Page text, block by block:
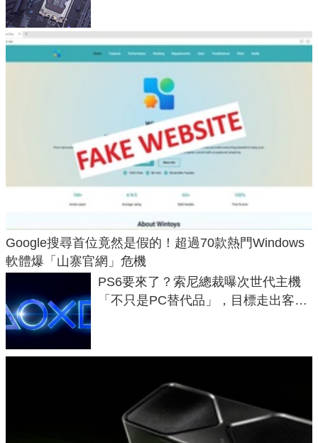
Google搜尋首位竟然是假的！超過70款熱門Windows
軟體爆「山寨官網」危機
PS6要來了？索尼總裁曝次世代主機
「不只是PC替代品」，目標走出客